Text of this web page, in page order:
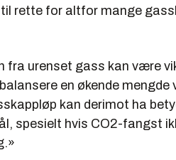
rette for altfor mange
fra urenset gass kan være
en økende mengde
kan derimot ha
spesielt hvis CO2-fangst